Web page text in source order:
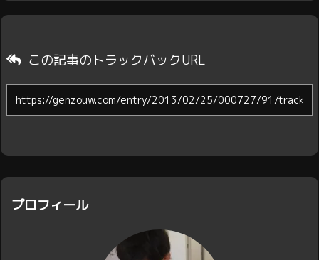
この記事のトラックバックURL
プロフィール